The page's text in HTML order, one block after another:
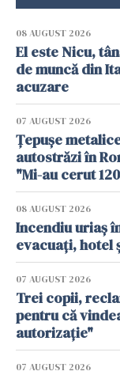
08 AUGUST 2026
El este Nicu,
de muncă din
acuzare
07 AUGUST 2026
Țepușe
autostrăzi în
"Mi-au cerut
08 AUGUST 2026
Incendiu uriaș
evacuați, hotel
07 AUGUST 2026
Trei copii,
pentru că
autorizație"
07 AUGUST 2026